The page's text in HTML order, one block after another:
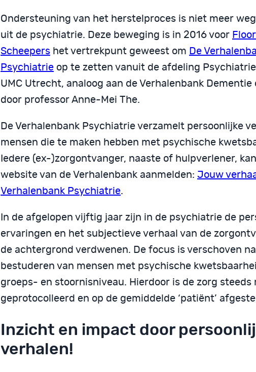
Ondersteuning van het herstelproces is niet meer
uit de psychiatrie. Deze beweging is in 2016 voor
Scheepers het vertrekpunt geweest om De
Psychiatrie op te zetten vanuit de afdeling
UMC Utrecht, analoog aan de Verhalenbank
door professor Anne-Mei The.
De Verhalenbank Psychiatrie verzamelt persoonlijke
mensen die te maken hebben met psychische
Iedere (ex-)zorgontvanger, naaste of hulpverlener,
website van de Verhalenbank aanmelden: Jouw
Verhalenbank Psychiatrie.
In de afgelopen vijftig jaar zijn in de psychiatrie de
ervaringen en het subjectieve verhaal van de
de achtergrond verdwenen. De focus is verschoven
bestuderen van mensen met psychische
groeps- en stoornisniveau. Hierdoor is de zorg steeds
geprotocolleerd en op de gemiddelde ‘patiënt’
Inzicht en impact door
verhalen!